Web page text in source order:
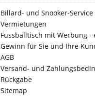
Billard- und Snooker-Service
Vermietungen
Fussballtisch mit Werbung -
Gewinn für Sie und Ihre
AGB
Versand- und
Rückgabe
Sitemap